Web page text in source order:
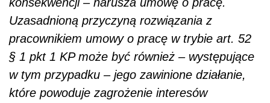
Uzasadnioną przyczyną rozwiązania z
pracownikiem umowy o pracę w trybie art. 52
§ 1 pkt 1 KP może być również – występujące
w tym przypadku – jego zawinione działanie,
które powoduje zagrożenie interesów